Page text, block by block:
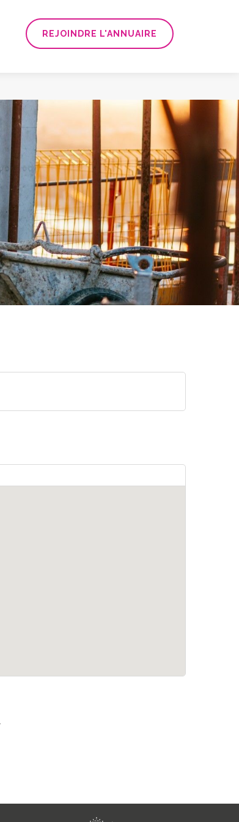
REJOINDRE L'ANNUAIRE